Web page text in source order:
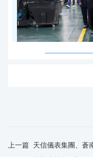
上一篇 天信儀表集團、蒼南